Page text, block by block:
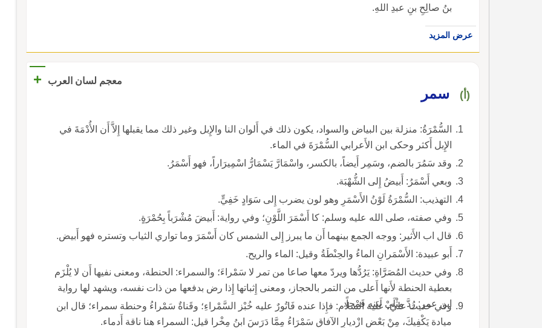
بنُ صالِحِ بنِ عبدِ اللهِ.
عرض المزيد
معجم لسان العرب +
(أ) سمر
السُّمْرَةُ: منزلة بين البياض والسواد، يكون ذلك في أَلوان النا والإِبل وغير ذلك مما يقبلها إِلاَّ أَن الأُدْمَةَ في
الإِبل أَكثر وحكى ابن الأَعرابي السُّمْرَةَ في الماء.
وقد سَمُرَ بالضم، وسَمِر أَيضاً، بالكسر، واسْمَارَّ يَسْمَارُّ اسْمِيرَاراً، فهو أَسْمَرُ.
وبعي أَسْمَرُ: أَبيضُ إِلى الشُّهْبَة.
التهذيب: السُّمْرَةُ لَوْنُ الأَسْمَرِ وهو لون يضرب إِلى سَوَادٍ خَفِيٍّ.
وفي صفته، صلى الله عليه وسلم: كا أَسْمَرَ اللَّوْنِ؛ وفي رواية: أَبيضَ مُشْرَباً بِحُمْرَةٍ.
قال اب الأَثير: ووجه الجمع بينهما أَن ما يبرز إِلى الشمس كان أَسْمَرَ وما تواري الثياب وتستره فهو أَبيض.
أَبو عبيدة: الأَسْمَرانِ الماءُ والحِنْطَةُ وقيل: الماء والريح.
وفي حديث المُصَرَّاةِ: يَرُدُّها ويردّ معها صاعا من تمر لا سَمْراءَ؛ والسمراء: الحنطة، ومعنى نفيها أَن لا يُلْزَم
بعطية الحنطة لأَنها أَعلى من التمر بالحجاز، ومعنى إِثباتها إِذا رض بدفعها من ذات نفسه، ويشهد لها رواية
ابن عمر: رُدَّ مِثْلَيْ لَبَنِه قَمْحاً.
وفي حديث عليّ، عليه السلام: فإِذا عنده فَاتُورٌ عليه خُبْز السَّمْراءِ؛ وقَناةٌ سَمْراءُ وحنطة سمراء؛ قال ابن
ميادة يَكْفِيكَ، مِنْ بَعْضِ ازْديارِ الآفاق سَمْرَاءُ مِمَّا دَرَسَ ابنُ مِخْرا قيل: السمراء هنا ناقة أَدماء.